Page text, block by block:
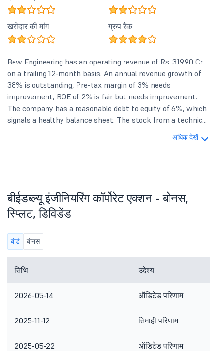
खरीदार की मांग ग्रुप रैंक
Bew Engineering has an operating revenue of Rs. 319.90 Cr.
on a trailing 12-month basis. An annual revenue growth of
38% is outstanding, Pre-tax margin of 3% needs
improvement, ROE of 2% is fair but needs improvement.
The company has a reasonable debt to equity of 6%, which
signals a healthy balance sheet. The stock from a technic...
अधिक देखें
बीईडब्ल्यू इंजीनियरिंग कॉर्पोरेट एक्शन - बोनस,
स्प्लिट, डिविडेंड
बोर्ड बोनस
तिथि उद्देश्य
2026-05-14 ऑडिटेड परिणाम
2025-11-12 तिमाही परिणाम
2025-05-22 ऑडिटेड परिणाम